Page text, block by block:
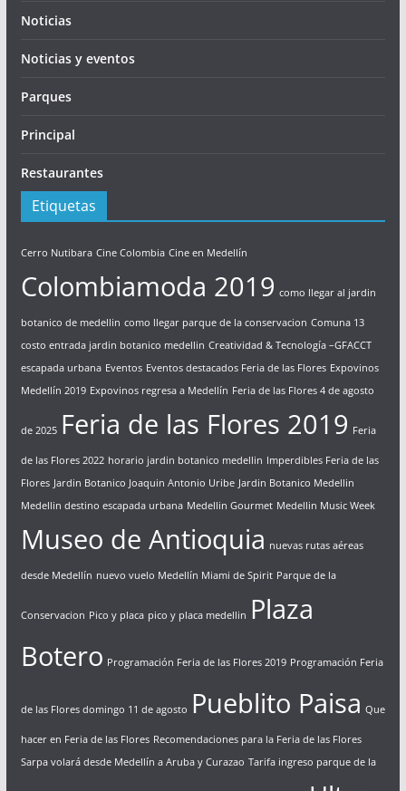
Noticias
Noticias y eventos
Parques
Principal
Restaurantes
Etiquetas
Cerro Nutibara Cine Colombia Cine en Medellín
Colombiamoda 2019 como llegar al jardin
botanico de medellin como llegar parque de la conservacion Comuna 13
costo entrada jardin botanico medellin Creatividad & Tecnología –GFACCT
escapada urbana Eventos Eventos destacados Feria de las Flores Expovinos
Medellín 2019 Expovinos regresa a Medellín Feria de las Flores 4 de agosto
de 2025 Feria de las Flores 2019 Feria
de las Flores 2022 horario jardin botanico medellin Imperdibles Feria de las
Flores Jardin Botanico Joaquin Antonio Uribe Jardin Botanico Medellin
Medellin destino escapada urbana Medellin Gourmet Medellin Music Week
Museo de Antioquia nuevas rutas aéreas
desde Medellín nuevo vuelo Medellín Miami de Spirit Parque de la
Conservacion Pico y placa pico y placa medellin Plaza
Botero Programación Feria de las Flores 2019 Programación Feria
de las Flores domingo 11 de agosto Pueblito Paisa Que
hacer en Feria de las Flores Recomendaciones para la Feria de las Flores
Sarpa volará desde Medellín a Aruba y Curazao Tarifa ingreso parque de la